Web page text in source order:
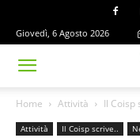
Giovedì, 6 Agosto 2026
Home Attività Il Coisp
Attività Il Coisp scrive..